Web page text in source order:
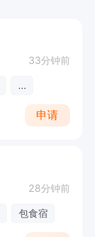
33分钟前
...
申请
28分钟前
包食宿